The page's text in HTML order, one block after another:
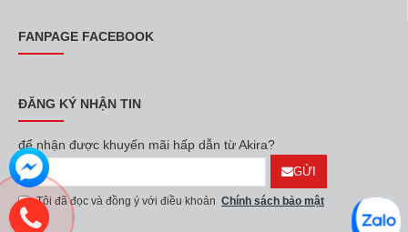
FANPAGE FACEBOOK
ĐĂNG KÝ NHẬN TIN
để nhận được khuyến mãi hấp dẫn từ Akira?
GỬI
Tôi đã đọc và đồng ý với điều khoản Chính sách bảo mật